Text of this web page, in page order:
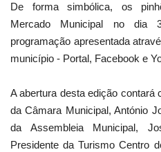
De forma simbólica, os
Mercado Municipal no dia
programação apresentada
município - Portal, Facebook e
A abertura desta edição contará
da Câmara Municipal, António
da Assembleia Municipal,
Presidente da Turismo Centro